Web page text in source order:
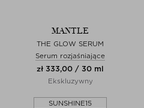
MANTLE
THE GLOW SERUM
Serum rozjaśniające
zł 333,00 / 30 ml
Ekskluzywny
SUNSHINE15